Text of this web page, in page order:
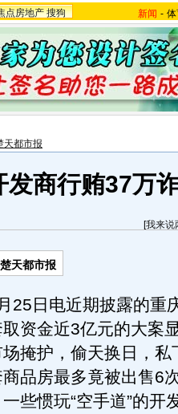
点房地产 搜狗 新闻 -
天都市报
发商行贿37万
[我来说
天都市报
日电近期披露的重
资金近3亿元的大案
掩护，偷天换日，私
品房最多竟被出售6
些惯玩“空手道”的开